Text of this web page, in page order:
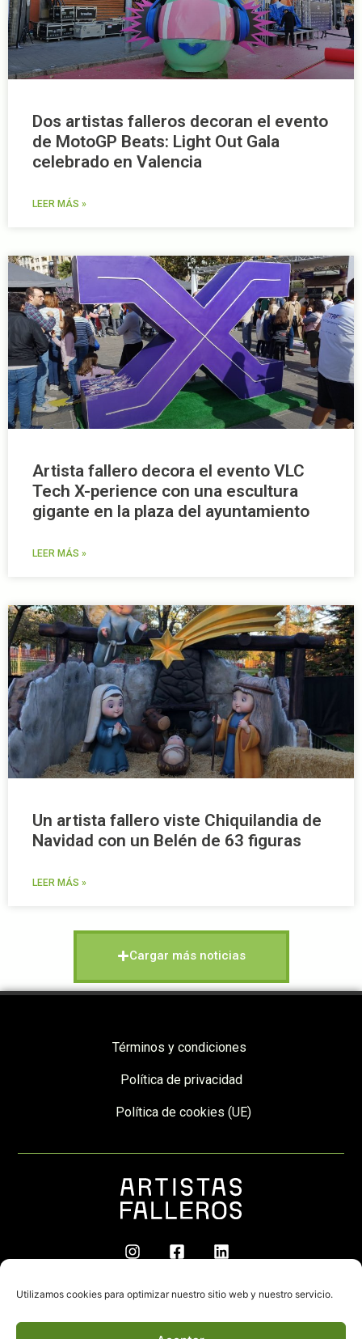
Utilizamos cookies para optimizar nuestro sitio web y nuestro servicio.
Dos artistas falleros decoran el evento
de MotoGP Beats: Light Out Gala
celebrado en Valencia
LEER MÁS »
Artista fallero decora el evento VLC
Tech X-perience con una escultura
gigante en la plaza del ayuntamiento
LEER MÁS »
Un artista fallero viste Chiquilandia de
Navidad con un Belén de 63 figuras
LEER MÁS »
Cargar más noticias
© 2026 | Artistas Falleros | Desarrollado por
Términos y condiciones
Política de privacidad
Política de cookies (UE)